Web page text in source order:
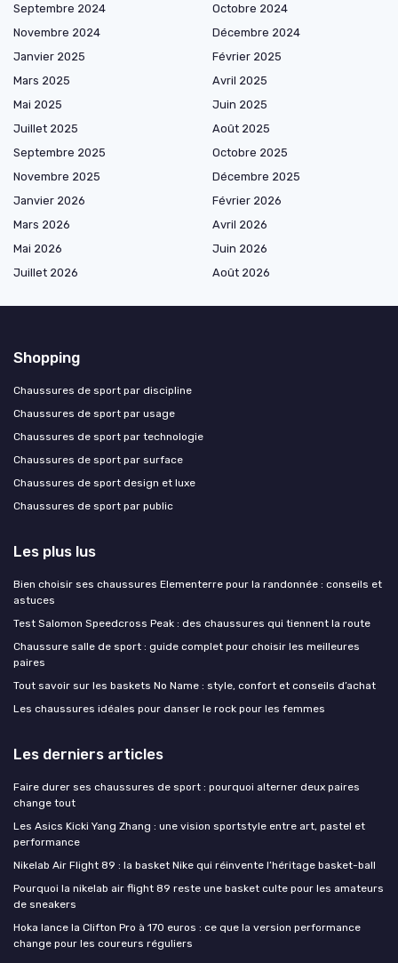
Septembre 2024
Octobre 2024
Novembre 2024
Décembre 2024
Janvier 2025
Février 2025
Mars 2025
Avril 2025
Mai 2025
Juin 2025
Juillet 2025
Août 2025
Septembre 2025
Octobre 2025
Novembre 2025
Décembre 2025
Janvier 2026
Février 2026
Mars 2026
Avril 2026
Mai 2026
Juin 2026
Juillet 2026
Août 2026
Shopping
Chaussures de sport par discipline
Chaussures de sport par usage
Chaussures de sport par technologie
Chaussures de sport par surface
Chaussures de sport design et luxe
Chaussures de sport par public
Les plus lus
Bien choisir ses chaussures Elementerre pour la randonnée : conseils et
astuces
Test Salomon Speedcross Peak : des chaussures qui tiennent la route
Chaussure salle de sport : guide complet pour choisir les meilleures
paires
Tout savoir sur les baskets No Name : style, confort et conseils d’achat
Les chaussures idéales pour danser le rock pour les femmes
Les derniers articles
Faire durer ses chaussures de sport : pourquoi alterner deux paires
change tout
Les Asics Kicki Yang Zhang : une vision sportstyle entre art, pastel et
performance
Nikelab Air Flight 89 : la basket Nike qui réinvente l’héritage basket-ball
Pourquoi la nikelab air flight 89 reste une basket culte pour les amateurs
de sneakers
Hoka lance la Clifton Pro à 170 euros : ce que la version performance
change pour les coureurs réguliers